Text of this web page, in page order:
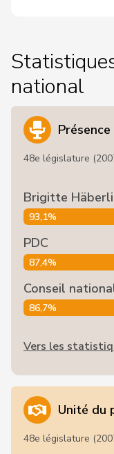
national
Présence
48e législature
Brigitte
93,1%
PDC
87,4%
Conseil
86,7%
Vers les
Unité du
48e législature